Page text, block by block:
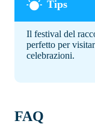
Il festival del
perfetto per
celebrazioni.
FAQ